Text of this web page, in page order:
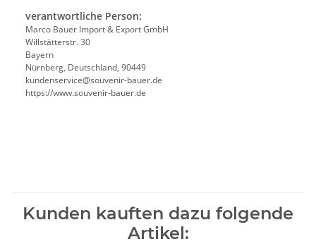
verantwortliche Person:
Marco Bauer Import & Export GmbH
Willstätterstr. 30
Bayern
Nürnberg, Deutschland, 90449
kundenservice@souvenir-bauer.de
https://www.souvenir-bauer.de
Kunden kauften dazu folgende
Artikel: